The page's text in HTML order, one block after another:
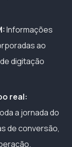
Informações
ao
digitação
real:
a jornada do
de conversão,